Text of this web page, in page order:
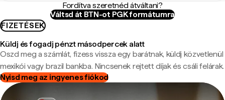
Fordítva szeretnéd átváltani?
Váltsd át BTN-ot PGK formátumra
FIZETÉSEK
Küldj és fogadj pénzt másodpercek alatt
Oszd meg a számlát, fizess vissza egy barátnak, küldj közvetlenül
mexikói vagy brazil bankba. Nincsenek rejtett díjak és csáli felárak.
Nyisd meg az ingyenes fiókod